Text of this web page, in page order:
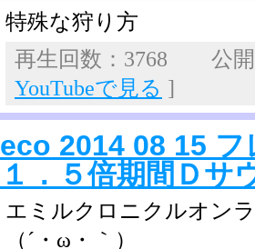
特殊な狩り方
再生回数：3768 公
YouTubeで見る ]
eco 2014 08 15
１．５倍期間Ｄサ
エミルクロニクルオン
（´・ω・｀）